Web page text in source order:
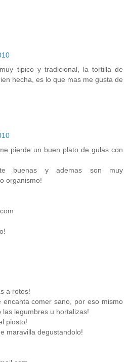
tipico y tradicional, la tortilla de
hecha, es lo que mas me gusta de
pierde un buen plato de gulas con
buenas y ademas son muy
organismo!
a rotos!
encanta comer sano, por eso mismo
las legumbres u hortalizas!
piosto!
maravilla degustandolo!